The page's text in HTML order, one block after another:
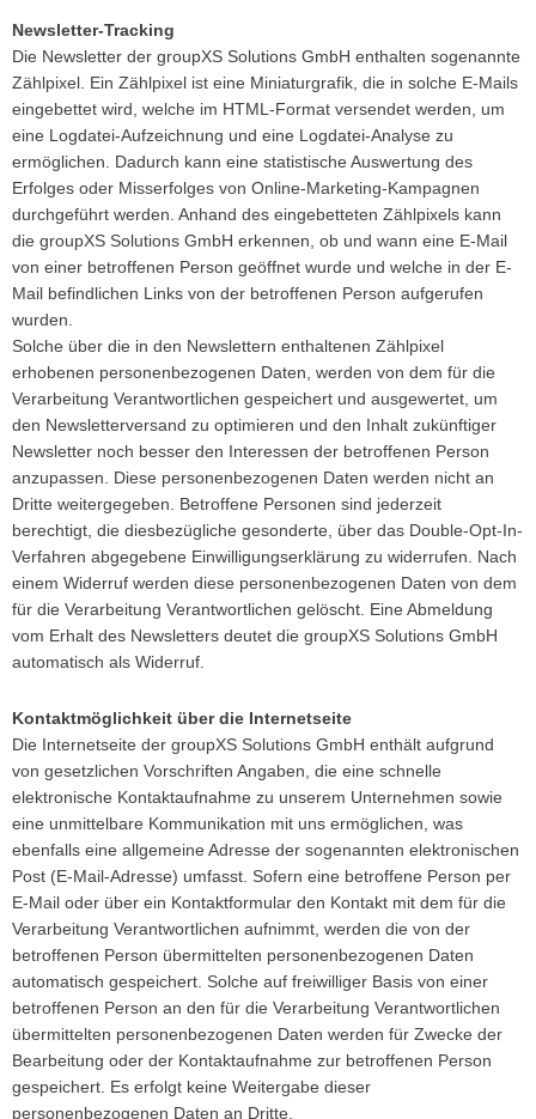
Newsletter-Tracking
Die Newsletter der groupXS Solutions GmbH enthalten sogenannte
Zählpixel. Ein Zählpixel ist eine Miniaturgrafik, die in solche E-Mails
eingebettet wird, welche im HTML-Format versendet werden, um
eine Logdatei-Aufzeichnung und eine Logdatei-Analyse zu
ermöglichen. Dadurch kann eine statistische Auswertung des
Erfolges oder Misserfolges von Online-Marketing-Kampagnen
durchgeführt werden. Anhand des eingebetteten Zählpixels kann
die groupXS Solutions GmbH erkennen, ob und wann eine E-Mail
von einer betroffenen Person geöffnet wurde und welche in der E-
Mail befindlichen Links von der betroffenen Person aufgerufen
wurden.
Solche über die in den Newslettern enthaltenen Zählpixel
erhobenen personenbezogenen Daten, werden von dem für die
Verarbeitung Verantwortlichen gespeichert und ausgewertet, um
den Newsletterversand zu optimieren und den Inhalt zukünftiger
Newsletter noch besser den Interessen der betroffenen Person
anzupassen. Diese personenbezogenen Daten werden nicht an
Dritte weitergegeben. Betroffene Personen sind jederzeit
berechtigt, die diesbezügliche gesonderte, über das Double-Opt-In-
Verfahren abgegebene Einwilligungserklärung zu widerrufen. Nach
einem Widerruf werden diese personenbezogenen Daten von dem
für die Verarbeitung Verantwortlichen gelöscht. Eine Abmeldung
vom Erhalt des Newsletters deutet die groupXS Solutions GmbH
automatisch als Widerruf.
Kontaktmöglichkeit über die Internetseite
Die Internetseite der groupXS Solutions GmbH enthält aufgrund
von gesetzlichen Vorschriften Angaben, die eine schnelle
elektronische Kontaktaufnahme zu unserem Unternehmen sowie
eine unmittelbare Kommunikation mit uns ermöglichen, was
ebenfalls eine allgemeine Adresse der sogenannten elektronischen
Post (E-Mail-Adresse) umfasst. Sofern eine betroffene Person per
E-Mail oder über ein Kontaktformular den Kontakt mit dem für die
Verarbeitung Verantwortlichen aufnimmt, werden die von der
betroffenen Person übermittelten personenbezogenen Daten
automatisch gespeichert. Solche auf freiwilliger Basis von einer
betroffenen Person an den für die Verarbeitung Verantwortlichen
übermittelten personenbezogenen Daten werden für Zwecke der
Bearbeitung oder der Kontaktaufnahme zur betroffenen Person
gespeichert. Es erfolgt keine Weitergabe dieser
personenbezogenen Daten an Dritte.